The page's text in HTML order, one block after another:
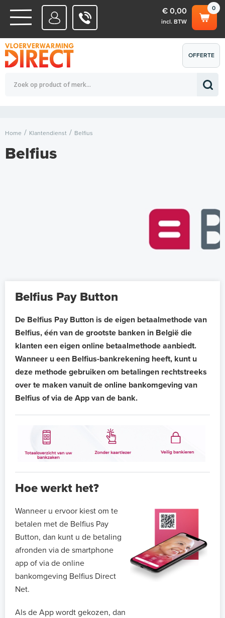
WATERSYSTEMEN
ELEKTRISCHE SYSTEMEN
0
€ 0,00
incl. BTW
Totaalbedrag (incl. BTW) € 0,00
OFFERTE
AANVRAGEN
Home Klantendienst Belfius
Belfius
Belfius Pay Button
De Belfius Pay Button is de eigen betaalmethode van
Belfius, één van de grootste banken in België die
klanten een eigen online betaalmethode aanbiedt.
Wanneer u een Belfius-bankrekening heeft, kunt u
deze methode gebruiken om betalingen rechtstreeks
over te maken vanuit de online bankomgeving van
Belfius of via de App van de bank.
Hoe werkt het?
Wanneer u ervoor kiest om te
betalen met de Belfius Pay
Button, dan kunt u de betaling
afronden via de smartphone
app of via de online
bankomgeving Belfius Direct
Net.
Als de App wordt gekozen, dan